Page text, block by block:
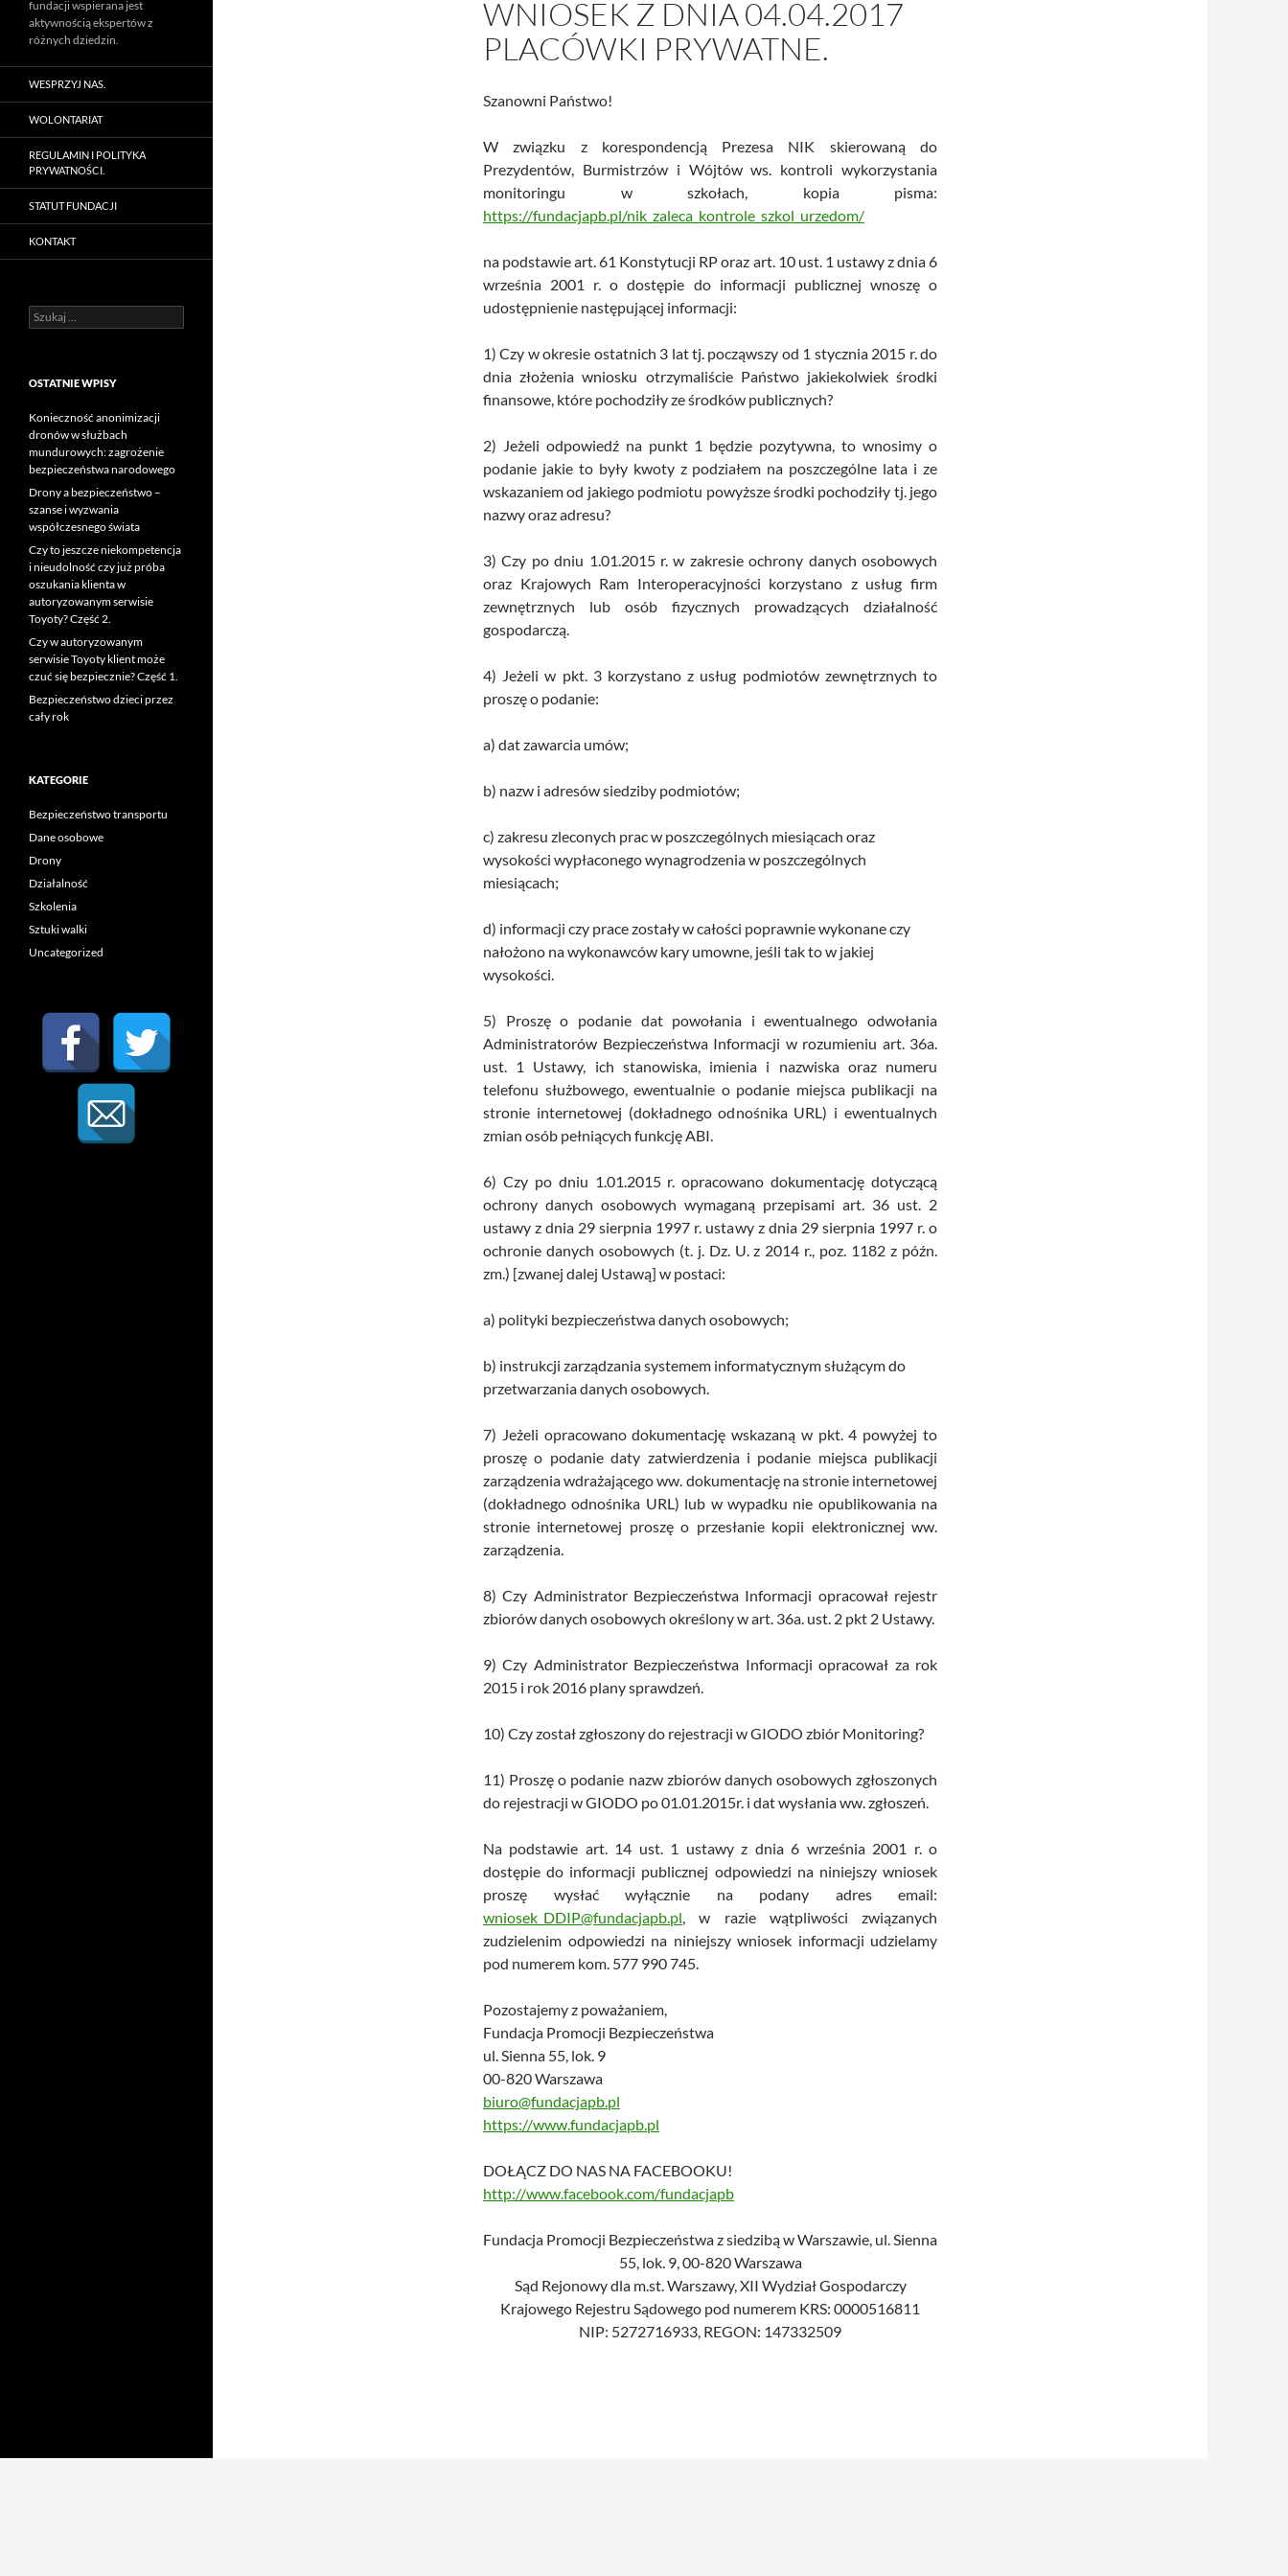
WNIOSEK Z DNIA 04.04.2017
PLACÓWKI PRYWATNE.
Szanowni Państwo!
W związku z korespondencją Prezesa NIK skierowaną do
Prezydentów, Burmistrzów i Wójtów ws. kontroli wykorzystania
monitoringu w szkołach, kopia pisma:
https://fundacjapb.pl/nik_zaleca_kontrole_szkol_urzedom/
na podstawie art. 61 Konstytucji RP oraz art. 10 ust. 1 ustawy z dnia 6
września 2001 r. o dostępie do informacji publicznej wnoszę o
udostępnienie następującej informacji:
1) Czy w okresie ostatnich 3 lat tj. począwszy od 1 stycznia 2015 r. do
dnia złożenia wniosku otrzymaliście Państwo jakiekolwiek środki
finansowe, które pochodziły ze środków publicznych?
2) Jeżeli odpowiedź na punkt 1 będzie pozytywna, to wnosimy o
podanie jakie to były kwoty z podziałem na poszczególne lata i ze
wskazaniem od jakiego podmiotu powyższe środki pochodziły tj. jego
nazwy oraz adresu?
3) Czy po dniu 1.01.2015 r. w zakresie ochrony danych osobowych
oraz Krajowych Ram Interoperacyjności korzystano z usług firm
zewnętrznych lub osób fizycznych prowadzących działalność
gospodarczą.
4) Jeżeli w pkt. 3 korzystano z usług podmiotów zewnętrznych to
proszę o podanie:
a) dat zawarcia umów;
b) nazw i adresów siedziby podmiotów;
c) zakresu zleconych prac w poszczególnych miesiącach oraz
wysokości wypłaconego wynagrodzenia w poszczególnych
miesiącach;
d) informacji czy prace zostały w całości poprawnie wykonane czy
nałożono na wykonawców kary umowne, jeśli tak to w jakiej
wysokości.
5) Proszę o podanie dat powołania i ewentualnego odwołania
Administratorów Bezpieczeństwa Informacji w rozumieniu art. 36a.
ust. 1 Ustawy, ich stanowiska, imienia i nazwiska oraz numeru
telefonu służbowego, ewentualnie o podanie miejsca publikacji na
stronie internetowej (dokładnego odnośnika URL) i ewentualnych
zmian osób pełniących funkcję ABI.
6) Czy po dniu 1.01.2015 r. opracowano dokumentację dotyczącą
ochrony danych osobowych wymaganą przepisami art. 36 ust. 2
ustawy z dnia 29 sierpnia 1997 r. ustawy z dnia 29 sierpnia 1997 r. o
ochronie danych osobowych (t. j. Dz. U. z 2014 r., poz. 1182 z późn.
zm.) [zwanej dalej Ustawą] w postaci:
a) polityki bezpieczeństwa danych osobowych;
b) instrukcji zarządzania systemem informatycznym służącym do
przetwarzania danych osobowych.
7) Jeżeli opracowano dokumentację wskazaną w pkt. 4 powyżej to
proszę o podanie daty zatwierdzenia i podanie miejsca publikacji
zarządzenia wdrażającego ww. dokumentację na stronie internetowej
(dokładnego odnośnika URL) lub w wypadku nie opublikowania na
stronie internetowej proszę o przesłanie kopii elektronicznej ww.
zarządzenia.
8) Czy Administrator Bezpieczeństwa Informacji opracował rejestr
zbiorów danych osobowych określony w art. 36a. ust. 2 pkt 2 Ustawy.
9) Czy Administrator Bezpieczeństwa Informacji opracował za rok
2015 i rok 2016 plany sprawdzeń.
10) Czy został zgłoszony do rejestracji w GIODO zbiór Monitoring?
11) Proszę o podanie nazw zbiorów danych osobowych zgłoszonych
do rejestracji w GIODO po 01.01.2015r. i dat wysłania ww. zgłoszeń.
Na podstawie art. 14 ust. 1 ustawy z dnia 6 września 2001 r. o
dostępie do informacji publicznej odpowiedzi na niniejszy wniosek
proszę wysłać wyłącznie na podany adres email:
wniosek_DDIP@fundacjapb.pl, w razie wątpliwości związanych
zudzielenim odpowiedzi na niniejszy wniosek informacji udzielamy
pod numerem kom. 577 990 745.
Pozostajemy z poważaniem,
Fundacja Promocji Bezpieczeństwa
ul. Sienna 55, lok. 9
00-820 Warszawa
biuro@fundacjapb.pl
https://www.fundacjapb.pl
DOŁĄCZ DO NAS NA FACEBOOKU!
http://www.facebook.com/fundacjapb
Fundacja Promocji Bezpieczeństwa z siedzibą w Warszawie, ul. Sienna
55, lok. 9, 00-820 Warszawa
Sąd Rejonowy dla m.st. Warszawy, XII Wydział Gospodarczy
Krajowego Rejestru Sądowego pod numerem KRS: 0000516811
NIP: 5272716933, REGON: 147332509
fundacji wspierana jest
aktywnością ekspertów z
różnych dziedzin.
WESPRZYJ NAS.
WOLONTARIAT
REGULAMIN I POLITYKA
PRYWATNOŚCI.
STATUT FUNDACJI
KONTAKT
Szukaj:
OSTATNIE WPISY
Konieczność anonimizacji
dronów w służbach
mundurowych: zagrożenie
bezpieczeństwa narodowego
Drony a bezpieczeństwo –
szanse i wyzwania
współczesnego świata
Czy to jeszcze niekompetencja
i nieudolność czy już próba
oszukania klienta w
autoryzowanym serwisie
Toyoty? Część 2.
Czy w autoryzowanym
serwisie Toyoty klient może
czuć się bezpiecznie? Część 1.
Bezpieczeństwo dzieci przez
cały rok
KATEGORIE
Bezpieczeństwo transportu
Dane osobowe
Drony
Działalność
Szkolenia
Sztuki walki
Uncategorized